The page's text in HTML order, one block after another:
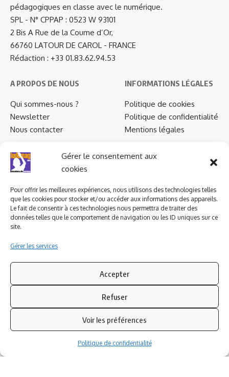
Gérer le consentement aux
cookies
Pour offrir les meilleures expériences, nous utilisons des technologies telles
que les cookies pour stocker et/ou accéder aux informations des appareils.
Le fait de consentir à ces technologies nous permettra de traiter des
données telles que le comportement de navigation ou les ID uniques sur ce
site.
Gérer les services
Accepter
Refuser
Voir les préférences
Politique de confidentialité
pédagogiques en classe avec le numérique.
SPL - N° CPPAP : 0523 W 93101
2 Bis A Rue de la Coume d’Or,
66760 LATOUR DE CAROL - FRANCE
Rédaction : +33 01.83.62.94.53
A PROPOS DE NOUS
Qui sommes-nous ?
Newsletter
Nous contacter
Ludomag "Le Club"
INFORMATIONS LÉGALES
Politique de cookies
Politique de confidentialité
Mentions légales
LIENS UTILES
ludoviales
PARTENAIRES